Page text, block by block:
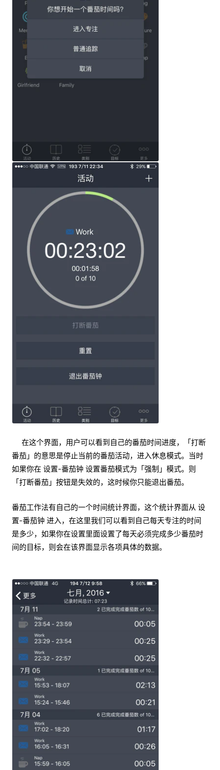
在这个界面，用户可以看到自己的番茄时间进度，「打断
番茄」的意思是停止当前的番茄活动，进入休息模式。当时
如果你在 设置-番茄钟 设置番茄模式为「强制」模式。则
「打断番茄」按钮是失效的，这时候你只能退出番茄。
番茄工作法有自己的一个时间统计界面，这个统计界面从 设
置-番茄钟 进入，在这里我们可以看到自己每天专注的时间
是多少，如果你在设置里面设置了每天必须完成多少番茄时
间的目标，则会在该界面显示各项具体的数据。